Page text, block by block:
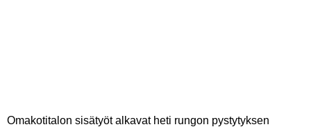
Omakotitalon sisätyöt alkavat heti rungon pystytyksen